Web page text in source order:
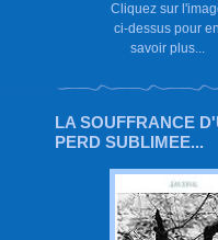
Cliquez sur
ci-dessus pour en
savoir plus...
LA SOUFFRANCE
PERD SUBLIMEE...